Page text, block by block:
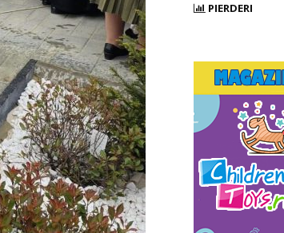
PIERDERI